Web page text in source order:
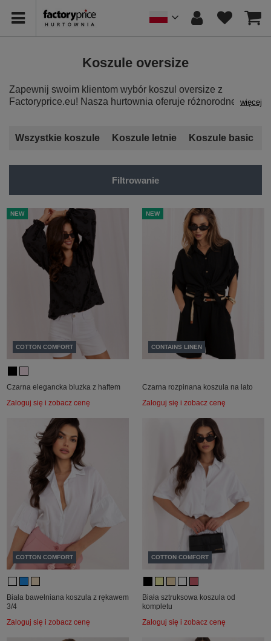
Koszule oversize
Zapewnij swoim klientom wybór koszul oversize z
Factoryprice.eu! Nasza hurtownia oferuje różnorodne
pozwala na tworzenie efektownych i komfortowych looków.
modne koszule oversize w dowolnych ilościach.
więcej
Wszystkie koszule Koszule letnie Koszule basic
Filtrowanie
NEW
COTTON COMFORT
Czarna elegancka bluzka z haftem
Zaloguj się i zobacz cenę
NEW
CONTAINS LINEN
Czarna rozpinana koszula na lato
Zaloguj się i zobacz cenę
COTTON COMFORT
Biała bawełniana koszula z rękawem
3/4
Zaloguj się i zobacz cenę
COTTON COMFORT
Biała sztruksowa koszula od
kompletu
Zaloguj się i zobacz cenę